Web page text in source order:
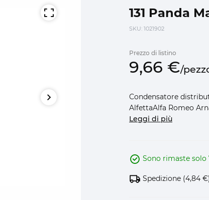
131 Panda
SKU: 1021902
Prezzo di listino
9,66 €/
Condensatore
AlfettaAlfa Romeo
Leggi di più
Sono rimaste solo
Spedizione (4,84